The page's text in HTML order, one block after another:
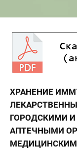
ХРАНЕНИЕ
ГОРОДСКИМИ
АПТЕЧНЫМИ